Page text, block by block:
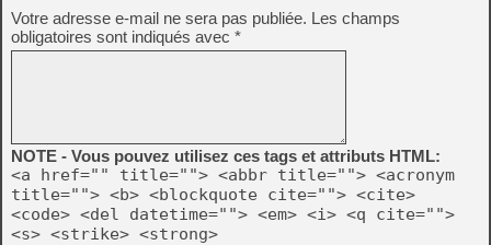
Votre adresse e-mail ne sera pas publiée. Les champs
obligatoires sont indiqués avec *
NOTE - Vous pouvez utilisez ces tags et attributs HTML:
<a href="" title=""> <abbr title=""> <acronym
title=""> <b> <blockquote cite=""> <cite>
<code> <del datetime=""> <em> <i> <q cite="">
<s> <strike> <strong>